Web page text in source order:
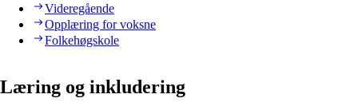
Videregående
Opplæring for voksne
Folkehøgskole
Læring og inkludering